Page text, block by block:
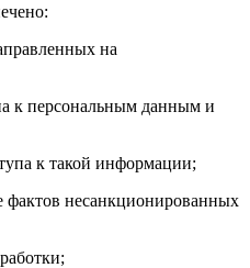
на
к персональным данным и
к такой информации;
фактов несанкционированных